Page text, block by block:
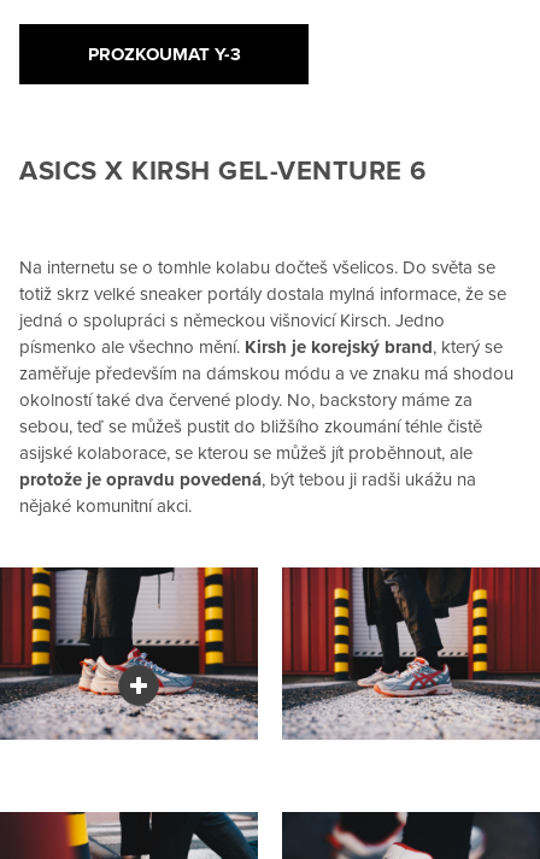
PROZKOUMAT Y-3
ASICS X KIRSH GEL-VENTURE 6
Na internetu se o tomhle kolabu dočteš všelicos. Do světa se
totiž skrz velké sneaker portály dostala mylná informace, že se
jedná o spolupráci s německou višnovicí Kirsch. Jedno
písmenko ale všechno mění. Kirsh je korejský brand, který se
zaměřuje především na dámskou módu a ve znaku má shodou
okolností také dva červené plody. No, backstory máme za
sebou, teď se můžeš pustit do bližšího zkoumání téhle čistě
asijské kolaborace, se kterou se můžeš jít proběhnout, ale
protože je opravdu povedená, být tebou ji radši ukážu na
nějaké komunitní akci.